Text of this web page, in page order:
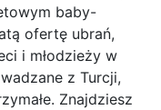
baby-
ofertę ubrań,
i młodzieży w
z Turcji,
Znajdziesz